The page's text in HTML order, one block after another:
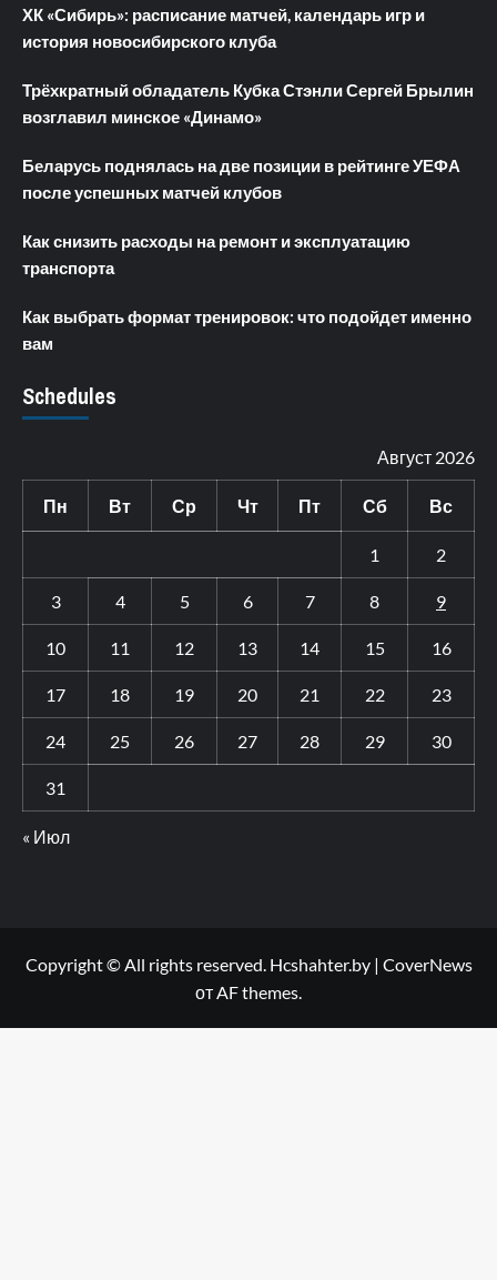
ХК «Сибирь»: расписание матчей, календарь игр и
история новосибирского клуба
Трёхкратный обладатель Кубка Стэнли Сергей Брылин
возглавил минское «Динамо»
Беларусь поднялась на две позиции в рейтинге УЕФА
после успешных матчей клубов
Как снизить расходы на ремонт и эксплуатацию
транспорта
Как выбрать формат тренировок: что подойдет именно
вам
Schedules
Август 2026
Пн Вт Ср Чт Пт Сб Вс
1 2
3 4 5 6 7 8 9
10 11 12 13 14 15 16
17 18 19 20 21 22 23
24 25 26 27 28 29 30
31
« Июл
Copyright © All rights reserved. Hcshahter.by | CoverNews
от AF themes.